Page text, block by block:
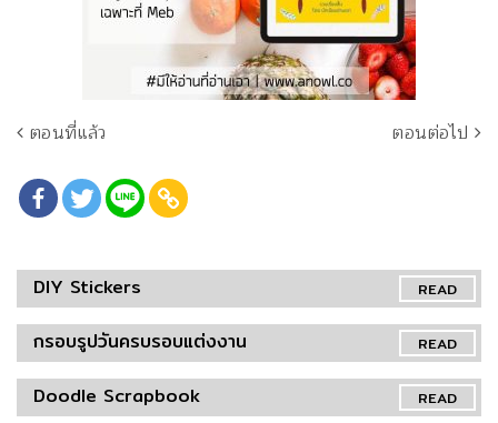
ตอนที่แล้ว ตอนต่อไป
READ
DIY Stickers
READ
กรอบรูปวันครบรอบแต่งงาน
READ
Doodle Scrapbook